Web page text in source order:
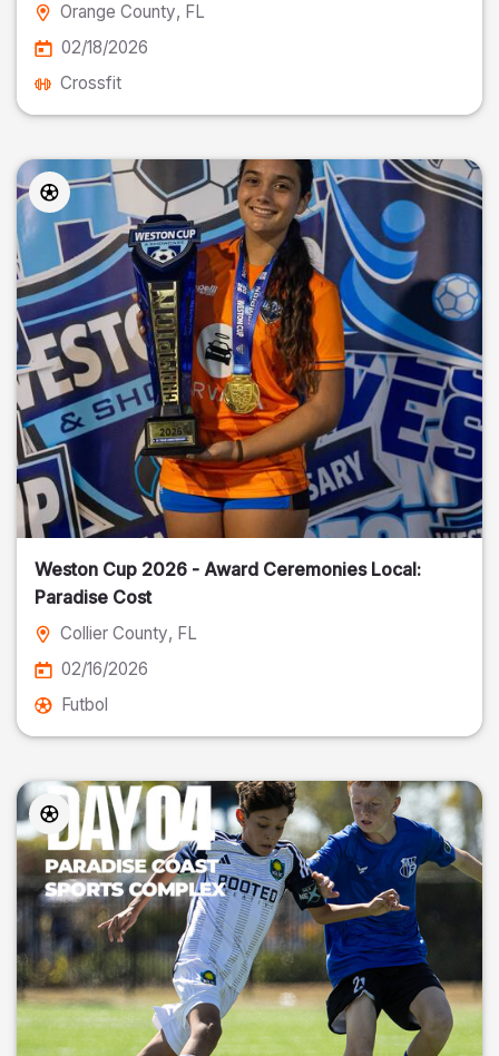
Orange County, FL
02/18/2026
Crossfit
Weston Cup 2026 - Award Ceremonies Local:
Paradise Cost
Collier County, FL
02/16/2026
Futbol